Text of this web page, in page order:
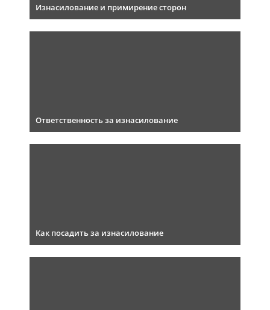
Изнасилование и примирение сторон
Ответственность за изнасилование
Как посадить за изнасилование